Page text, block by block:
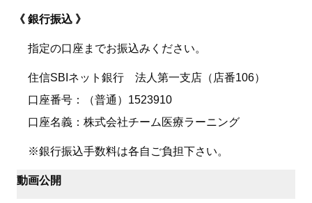
《 銀行振込 》
指定の口座までお振込みください。
住信SBIネット銀行 法人第一支店（店番106）
口座番号：（普通）1523910
口座名義：株式会社チーム医療ラーニング
※銀行振込手数料は各自ご負担下さい。
動画公開